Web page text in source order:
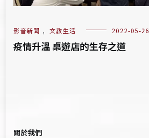
影音新聞 , 文教生活 2022-05-26
疫情升溫 桌遊店的生存之道
關於我們